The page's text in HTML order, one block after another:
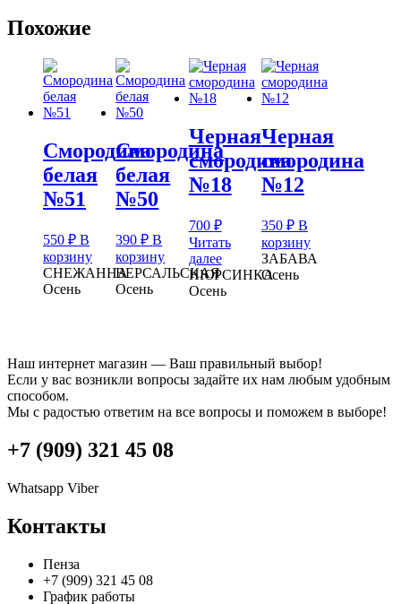
Похожие
Смородина
белая
№51
550 ₽ В
корзину
СНЕЖАННА
Осень
Смородина
белая
№50
390₽ В
корзину
ВЕРСАЛЬСКАЯ
Осень
Черная
смородина
№18
700 ₽
Читать
далее
НЮРСИНКА
Осень
Черная
смородина
№12
350 ₽ В
корзину
ЗАБАВА
Осень
Наш интернет магазин — Ваш правильный выбор!
Если у вас возникли вопросы задайте их нам любым удобным
способом.
Мы с радостью ответим на все вопросы и поможем в выборе!
+7 (909) 321 45 08
Whatsapp Viber
Контакты
Пенза
+7 (909) 321 45 08
График работы